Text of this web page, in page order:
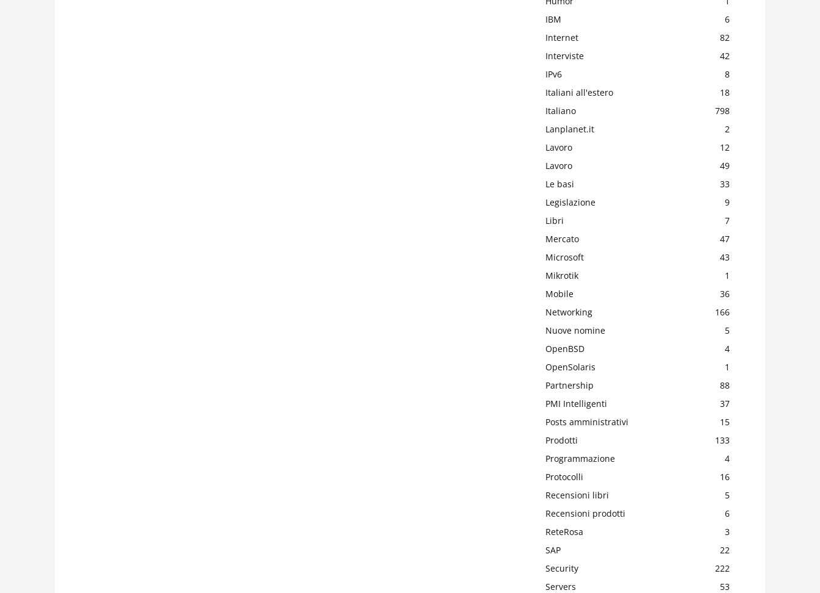
IBM
6
Internet
82
Interviste
42
IPv6
8
Italiani all'estero
18
Italiano
798
Lanplanet.it
2
Lavoro
12
Lavoro
49
Le basi
33
Legislazione
9
Libri
7
Mercato
47
Microsoft
43
Mikrotik
1
Mobile
36
Networking
166
Nuove nomine
5
OpenBSD
4
OpenSolaris
1
Partnership
88
PMI Intelligenti
37
Posts amministrativi
15
Prodotti
133
Programmazione
4
Protocolli
16
Recensioni libri
5
Recensioni prodotti
6
ReteRosa
3
SAP
22
Security
222
Servers
53